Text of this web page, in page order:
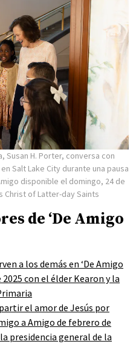
Susan H. Porter, conversa con
Salt Lake City durante una pausa
disponible el domingo, 24 de
Christ of Latter-day Saints
de ‘De Amigo
a los demás en ‘De Amigo
con el élder Kearon y la
el amor de Jesús por
a Amigo de febrero de
presidencia general de la